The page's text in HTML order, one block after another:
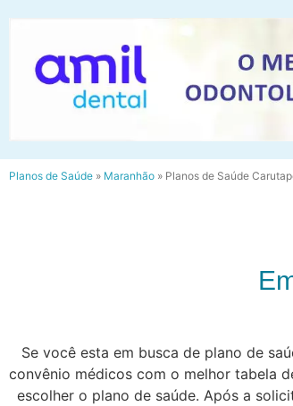
Planos de Saúde » Maranhão » Planos de Saúde
Se você esta em busca de plano de
convênio médicos com o melhor tabela
escolher o plano de saúde. Após a